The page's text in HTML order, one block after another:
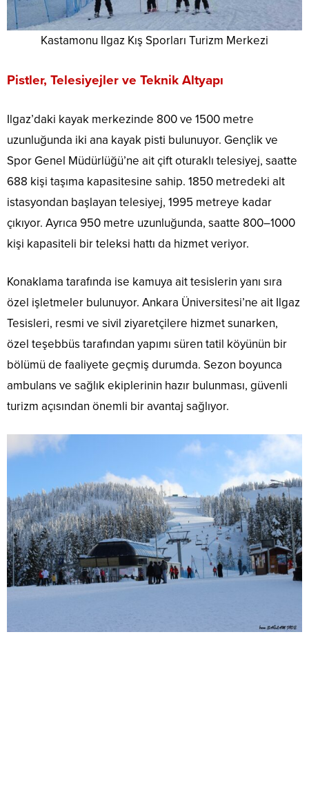
Kastamonu Ilgaz Kış Sporları Turizm Merkezi
Pistler, Telesiyejler ve Teknik Altyapı
Ilgaz’daki kayak merkezinde 800 ve 1500 metre
uzunluğunda iki ana kayak pisti bulunuyor. Gençlik ve
Spor Genel Müdürlüğü’ne ait çift oturaklı telesiyej, saatte
688 kişi taşıma kapasitesine sahip. 1850 metredeki alt
istasyondan başlayan telesiyej, 1995 metreye kadar
çıkıyor. Ayrıca 950 metre uzunluğunda, saatte 800–1000
kişi kapasiteli bir teleksi hattı da hizmet veriyor.
Konaklama tarafında ise kamuya ait tesislerin yanı sıra
özel işletmeler bulunuyor. Ankara Üniversitesi’ne ait Ilgaz
Tesisleri, resmi ve sivil ziyaretçilere hizmet sunarken,
özel teşebbüs tarafından yapımı süren tatil köyünün bir
bölümü de faaliyete geçmiş durumda. Sezon boyunca
ambulans ve sağlık ekiplerinin hazır bulunması, güvenli
turizm açısından önemli bir avantaj sağlıyor.